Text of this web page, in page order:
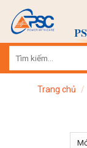
content
kiếm:
Trang chủ /